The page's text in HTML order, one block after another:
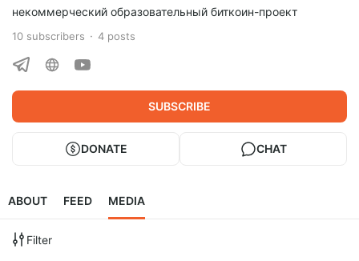
некоммерческий образовательный биткоин-проект
10 subscribers 4 posts
SUBSCRIBE
DONATE CHAT
ABOUT FEED MEDIA
Filter